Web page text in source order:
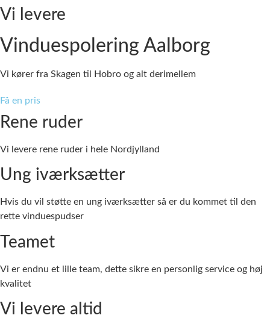
Vi levere
Vinduespolering Aalborg
Vi kører fra Skagen til Hobro og alt derimellem
Få en pris
Rene ruder
Vi levere rene ruder i hele Nordjylland
Ung iværksætter
Hvis du vil støtte en ung iværksætter så er du kommet til den
rette vinduespudser
Teamet
Vi er endnu et lille team, dette sikre en personlig service og høj
kvalitet
Vi levere altid